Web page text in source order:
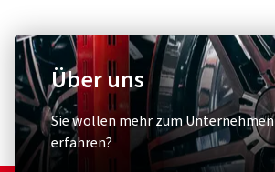
Über uns
Sie wollen mehr zum
erfahren?